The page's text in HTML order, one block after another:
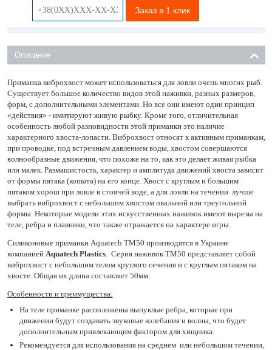
Заказ в 1 клик
Описание
Приманка виброхвост может использоваться для ловли очень многих рыб.
Существует большое количество видов этой наживки, разных размеров,
форм, с дополнительными элементами. Но все они имеют один принцип
«действия» - имитируют живую рыбку. Кроме того, отличительная
особенность любой разновидности этой приманки это наличие
характерного хвоста-лопасти. Виброхвост относят к активным приманкам,
при проводке, под встречным давлением воды, хвостом совершаются
волнообразные движения, что похоже на то, как это делает живая рыбка
или малек. Размашистость, характер и амплитуда движений хвоста зависит
от формы пятака (копыта) на его конце. Хвост с круглым и большим
пятаком хорош при ловле в стоячей воде, а для ловли на течении лучше
выбрать виброхвост с небольшим хвостом овальной или треугольной
формы. Некоторые модели этих искусственных наживок имеют вырезы на
теле, ребра и плавники, что также отражается на характере игры.
Силиконовые приманки Aquatech TM50 производятся в Украине
компанией Aquatech Plastics. Серия наживок TM50 представляет собой
виброхвост с небольшим телом круглого сечения и с круглым пятаком на
хвосте. Общая их длина составляет 50мм.
Особенности и преимущества:
На теле приманке расположены выпуклые ребра, которые при
движении будут создавать звуковые колебания и волны, что будет
дополнительным привлекающим фактором для хищника.
Рекомендуется для использования на среднем или небольшом течении,